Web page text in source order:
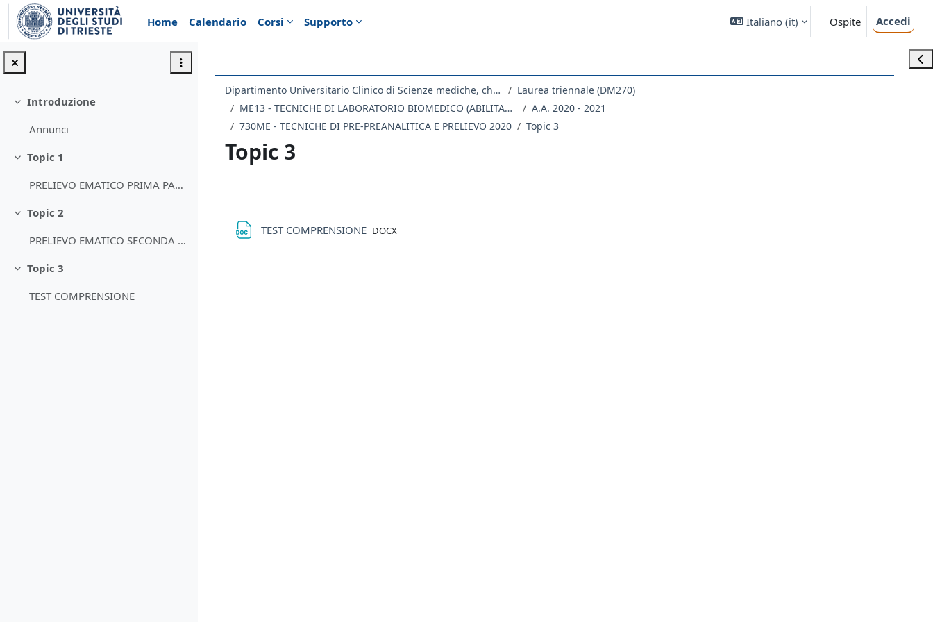
Vai al contenuto principale
Home
Calendario Corsi Supporto Italiano ‎(it)‎ Ospite Accedi
Minimizza
Introduzione
Annunci
Minimizza
Topic 1
PRELIEVO EMATICO PRIMA PARTE
Minimizza
Topic 2
PRELIEVO EMATICO SECONDA PARTE
Minimizza
Topic 3
TEST COMPRENSIONE
Dipartimento Universitario Clinico di Scienze mediche, chirurgiche e della salute
Laurea triennale (DM270)
ME13 - TECNICHE DI LABORATORIO BIOMEDICO (ABILITANTE ALLA PROFESSIONE SANITARIA DI TECNICO DI LABORATORIO BIOMEDICO)
A.A. 2020 - 2021
730ME - TECNICHE DI PRE-PREANALITICA E PRELIEVO 2020
Topic 3
Topic 3
TEST COMPRENSIONE File
DOCX